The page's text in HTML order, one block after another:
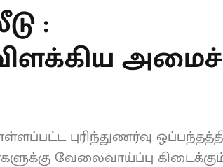
:
புரிந்துணர்வு
வேலைவாய்ப்பு